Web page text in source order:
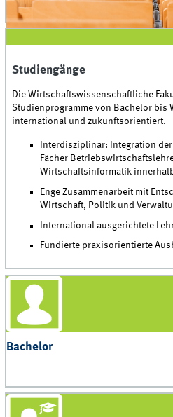
Studiengänge
Die Wirtschaftswissenschaftliche
Studienprogramme von Bachelor bis
international und zukunftsorientiert.
Interdisziplinär: Integration der
Fächer
Wirtschaftsinformatik
Enge Zusammenarbeit mit
Wirtschaft, Politik und
International ausgerichtete
Fundierte praxisorientierte
Bachelor